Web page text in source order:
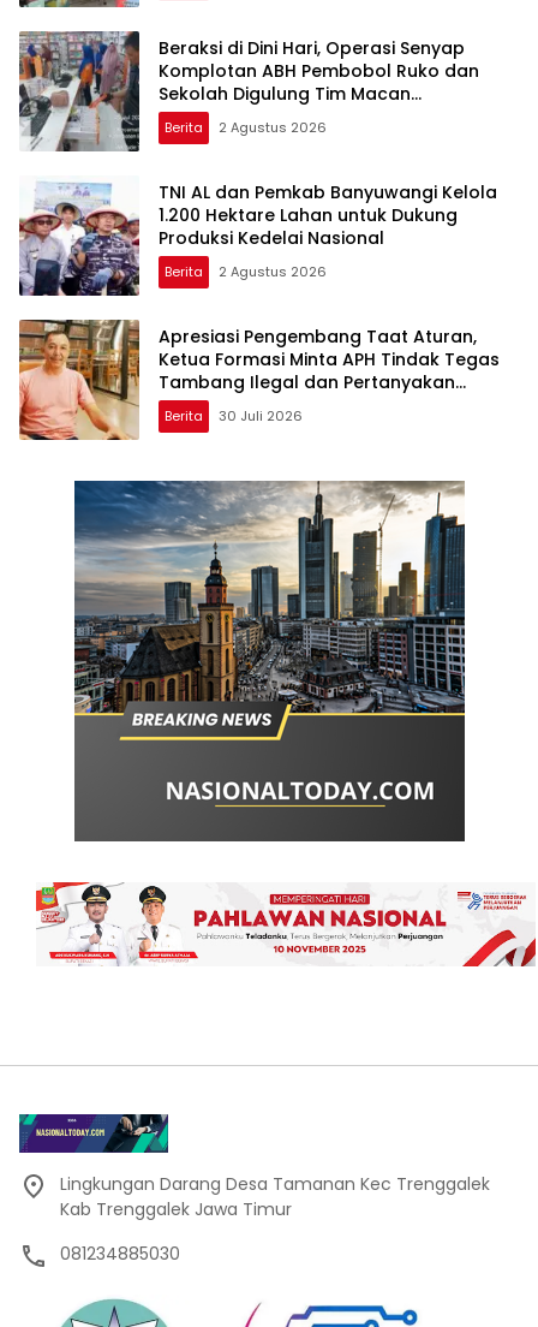
Beraksi di Dini Hari, Operasi Senyap
Komplotan ABH Pembobol Ruko dan
Sekolah Digulung Tim Macan
Blambangan
Berita 2 Agustus 2026
TNI AL dan Pemkab Banyuwangi Kelola
1.200 Hektare Lahan untuk Dukung
Produksi Kedelai Nasional
Berita 2 Agustus 2026
Apresiasi Pengembang Taat Aturan,
Ketua Formasi Minta APH Tindak Tegas
Tambang Ilegal dan Pertanyakan
Perizinan di Gambor
Berita 30 Juli 2026
Lingkungan Darang Desa Tamanan Kec Trenggalek
Kab Trenggalek Jawa Timur
081234885030